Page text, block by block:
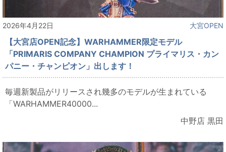
2026年4月22日 大宮OPEN
【大宮店OPEN記念】WARHAMMER限定モデル
「PRIMARIS COMPANY CHAMPION プライマリス・カン
パニー・チャンピオン」出します！
毎週新製品がリリースされ幾多のモデルが生まれている
「WARHAMMER40000...
中野店 黒田